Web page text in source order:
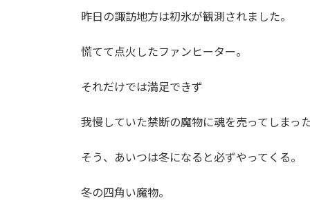
昨日の諏訪地方は初氷が観測されました。
慌てて点火したファンヒーター。
それだけでは満足できず
我慢していた禁断の魔物に魂を売ってしまっ
そう、あいつは冬になると必ずやってくる。
冬の四角い魔物。